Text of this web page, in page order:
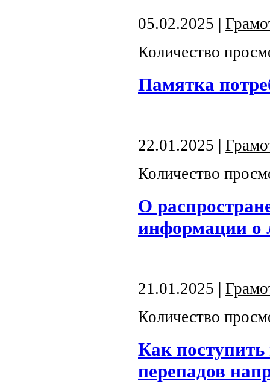
05.02.2025 |
Количество
Памятка
22.01.2025 |
Количество
О
информации о
21.01.2025 |
Количество
Как поступить
перепадов